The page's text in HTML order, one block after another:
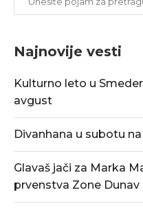
Najnovije vesti
Kulturno leto u
avgust
Divanhana u subotu
Glavaš jači za Marka
prvenstva Zone Dunav